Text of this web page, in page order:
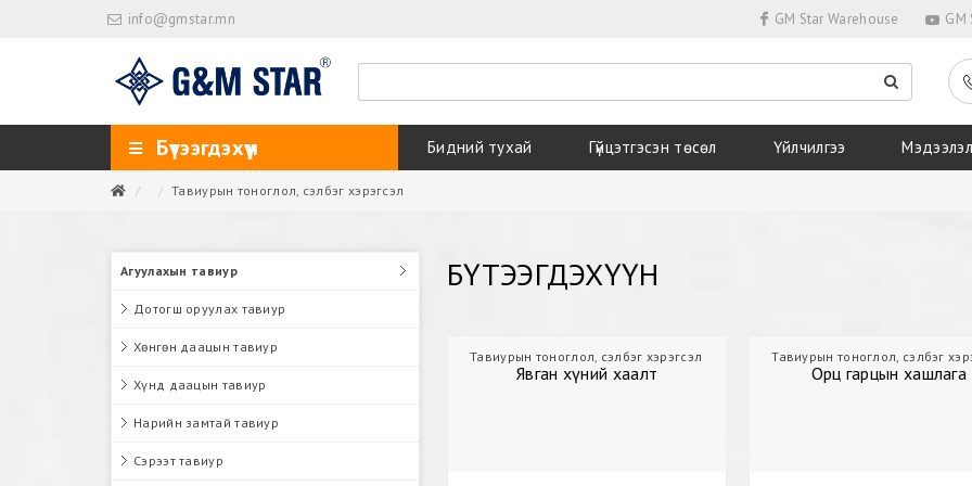
info@gmstar.mn GM Star Warehouse GM
Бүтээгдэхүүн Бидний тухай Гүйцэтгэсэн төсөл Үйлчилгээ Мэдээлэл
Тавиурын тоноглол, сэлбэг хэрэгсэл
Агуулахын тавиур
Дотогш оруулах тавиур
Хөнгөн даацын тавиур
Хүнд даацын тавиур
Нарийн замтай тавиур
Сэрээт тавиур
БҮТЭЭГДЭХҮҮН
Тавиурын тоноглол, сэлбэг хэрэгсэл Явган хүний хаалт
Явган хүний хаалт
Тавиурын тоноглол, сэлбэг
Орц гарцын хашлага